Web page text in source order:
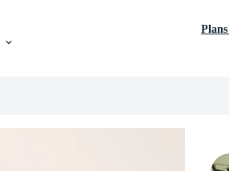
Plans